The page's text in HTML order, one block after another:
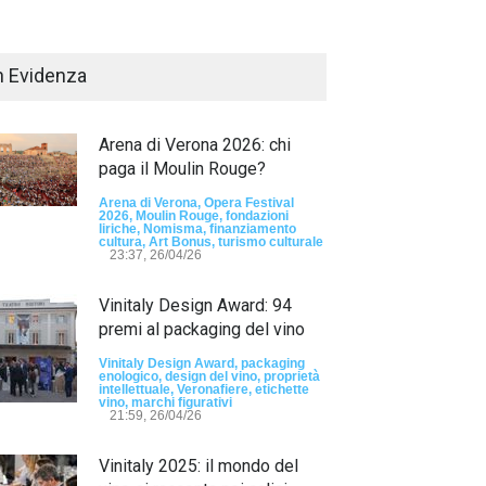
di Fausto Angelo Coppi" il
Internazionale, dedicato a Giovanni
tag - 23:24, 24/07/26
Evidenza
Arena di Verona 2026: chi
paga il Moulin Rouge?
Arena di Verona, Opera Festival
2026, Moulin Rouge, fondazioni
liriche, Nomisma, finanziamento
cultura, Art Bonus, turismo culturale
23:37, 26/04/26
Vinitaly Design Award: 94
premi al packaging del vino
Vinitaly Design Award, packaging
enologico, design del vino, proprietà
intellettuale, Veronafiere, etichette
vino, marchi figurativi
21:59, 26/04/26
Vinitaly 2025: il mondo del